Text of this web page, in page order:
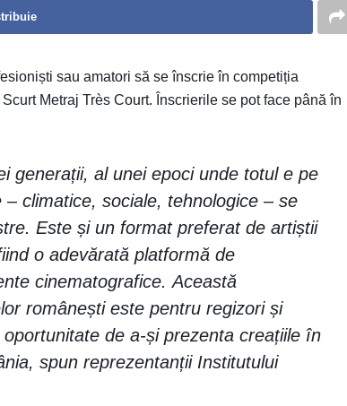
sau amatori să se înscrie în competiția
Metraj Très Court. Înscrierile se pot face până în
generații, al unei epoci unde totul e pe
climatice, sociale, tehnologice – se
Este și un format preferat de artiștii
o adevărată platformă de
cinematografice. Această
românești este pentru regizori și
de a-și prezenta creațiile în
spun reprezentanții Institutului